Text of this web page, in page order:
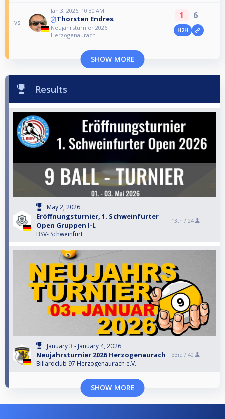
vs
Jan 3, 2026, 10:30 AM
Thorsten Endres
Neujahrsturnier 2026
Herzogenaurach
1 6
H2H
SHOW MORE
Results
May 2, 2026
Eröffnungsturnier, 1. Schweinfurter
Open Gruppen I-L
BSV- Schweinfurt
13th / 24
January 3 - January 4, 2026
Neujahrsturnier 2026 Herzogenaurach
Billardclub 97 Herzogenaurach e.V.
33rd / 40
SHOW MORE